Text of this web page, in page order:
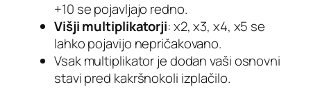
+10 se pojavljajo redno.
Višji multiplikatorji: x2, x3, x4, x5 se
lahko pojavijo nepričakovano.
Vsak multiplikator je dodan vaši osnovni
stavi pred kakršnokoli izplačilo.